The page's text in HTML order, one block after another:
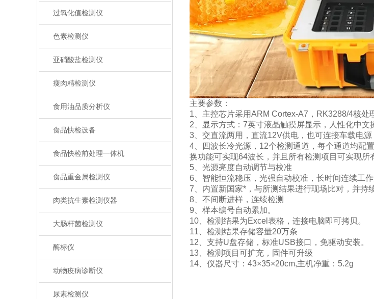
过氧化值检测仪
色素检测仪
亚硝酸盐检测仪
瘦肉精检测仪
食用油品质分析仪
食品快检设备
食品快检前处理一体机
食品重金属检测仪
肉类抗生素检测仪器
大肠杆菌检测仪
酶标仪
动物疫病诊断仪
尿素检测仪
主要参数：
1、主控芯片采用ARM Cortex-A7，RK3288/4核处
2、显示方式：7英寸液晶触摸屏显示，人性化中文
3、交直流两用，直流12V供电，也可连接车载电
4、四波长冷光源，12个检测通道，每个通道均配
换功能可实现64波长，并且所有检测项目可实现所
5、光源亮度自动调节与校准
6、智能恒流稳压，光强自动校准，长时间连续工作
7、内置新国家*，与所测结果进行现场比对，并持
8、不间断进样，连续检测
9、样本编号自动累加。
10、检测结果为Excel表格，连接电脑即可拷贝。
11、检测结果存储容量20万条
12、支持U盘存储，标准USB接口，免驱动安装。
13、检测项目可扩充，固件可升级
14、仪器尺寸：43×35×20cm,主机净重：5.2g